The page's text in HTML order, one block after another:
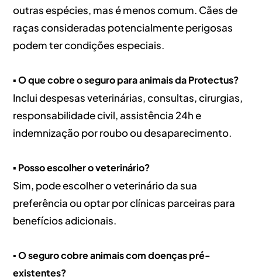
outras espécies, mas é menos comum. Cães de
raças consideradas potencialmente perigosas
podem ter condições especiais.
▪️ O que cobre o seguro para animais da Protectus?
Inclui despesas veterinárias, consultas, cirurgias,
responsabilidade civil, assistência 24h e
indemnização por roubo ou desaparecimento.
▪️ Posso escolher o veterinário?
Sim, pode escolher o veterinário da sua
preferência ou optar por clínicas parceiras para
benefícios adicionais.
▪️ O seguro cobre animais com doenças pré-
existentes?